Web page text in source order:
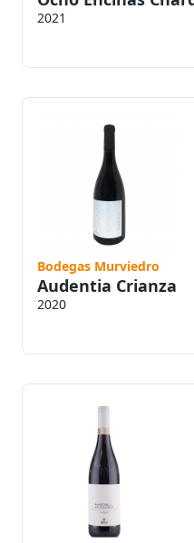
2021
Bodegas Murviedro
Audentia Crianza
2020